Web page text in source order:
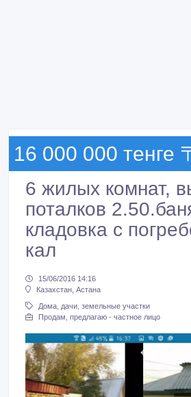
16 000 000 тенге
6 жилых комнат,
поталков
кладовка с
кал
15/06/2016 14:16
Казахстан, Астана
Дома, дачи, земельные участки
Продам, предлагаю - частное лицо